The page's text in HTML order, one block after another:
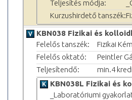
Teljesítés módja:
Kurzushirdető tanszék:
KBN038 Fizikai és
Felelős tanszék:
Fizikai
Felelős oktató:
Peintler
Teljesítendő:
min.4
KBN038L Fizikai és
_Laboratóriumi